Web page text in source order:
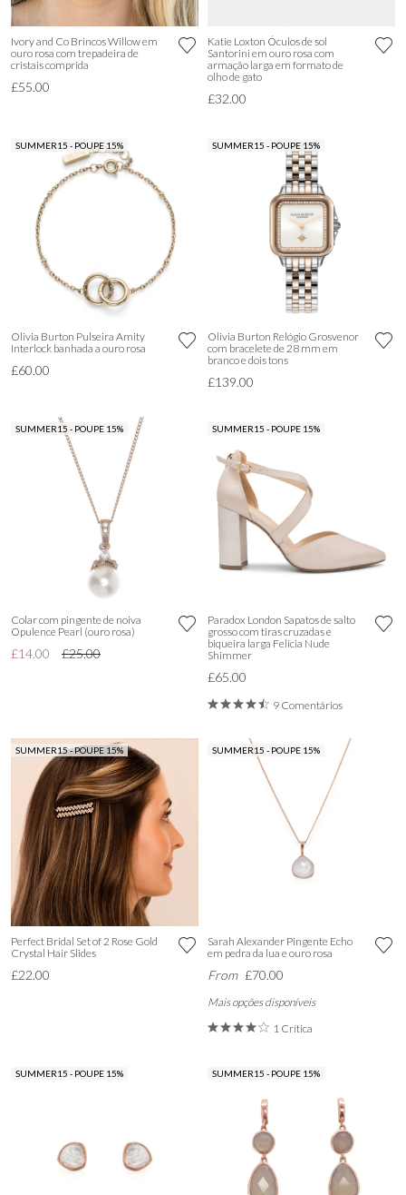
Ivory and Co Brincos Willow em
ouro rosa com trepadeira de
cristais comprida
£55.00
Katie Loxton Óculos de sol
Santorini em ouro rosa com
armação larga em formato de
olho de gato
£32.00
SUMMER15 - POUPE 15%
Olivia Burton Pulseira Amity
Interlock banhada a ouro rosa
£60.00
SUMMER15 - POUPE 15%
Olivia Burton Relógio Grosvenor
com bracelete de 28 mm em
branco e dois tons
£139.00
SUMMER15 - POUPE 15%
Colar com pingente de noiva
Opulence Pearl (ouro rosa)
£14.00 £25.00
SUMMER15 - POUPE 15%
Paradox London Sapatos de salto
grosso com tiras cruzadas e
biqueira larga Felicia Nude
Shimmer
£65.00
9 Comentários
SUMMER15 - POUPE 15%
Perfect Bridal Set of 2 Rose Gold
Crystal Hair Slides
£22.00
SUMMER15 - POUPE 15%
Sarah Alexander Pingente Echo
em pedra da lua e ouro rosa
From £70.00
Mais opções disponíveis
1 Crítica
SUMMER15 - POUPE 15% SUMMER15 - POUPE 15%